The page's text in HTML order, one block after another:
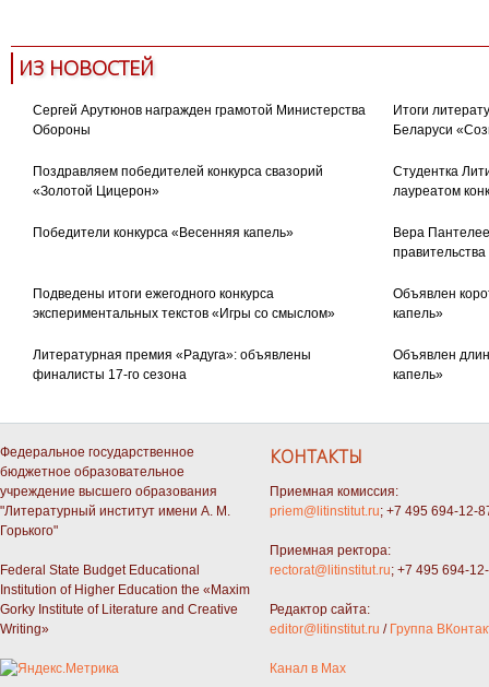
ИЗ НОВОСТЕЙ
Сергей Арутюнов награжден грамотой Министерства
Обороны
Итоги
Беларуси
Поздравляем победителей конкурса свазорий
«Золотой Цицерон»
Студентка
лауреатом
Победители конкурса «Весенняя капель»
Вера
Подведены итоги ежегодного конкурса
экспериментальных текстов «Игры со смыслом»
Объявлен
капель»
Литературная премия «Радуга»: объявлены
финалисты 17-го сезона
Объявлен
капель»
Федеральное государственное
бюджетное образовательное
учреждение высшего образования
"Литературный институт имени А. М.
Горького"
Federal State Budget Educational
Institution of Higher Education the «Maxim
Gorky Institute of Literature and Creative
Writing»
КОНТАКТЫ
Приемная комиссия:
priem@litinstitut.ru; +7 495 694-12-
Приемная ректора:
rectorat@litinstitut.ru; +7 495 694-
Редактор сайта:
editor@litinstitut.ru / Группа
Канал в Max